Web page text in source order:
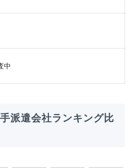
中
派遣会社ランキング比